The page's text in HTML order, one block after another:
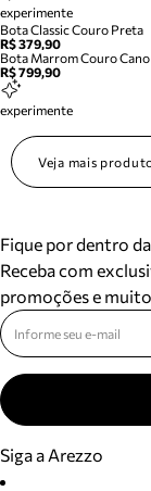
experimente
Bota Classic Couro Preta
R$ 379,90
Bota Marrom Couro
R$ 799,90
experimente
Veja mais
Fique por dentro
Receba com
promoções e
Siga a Arezzo